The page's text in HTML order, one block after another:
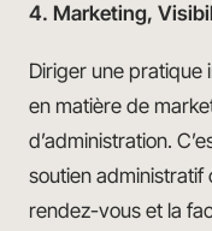
4. Marketing,
Diriger une
en matière de
d’administration.
soutien
rendez-vous et la